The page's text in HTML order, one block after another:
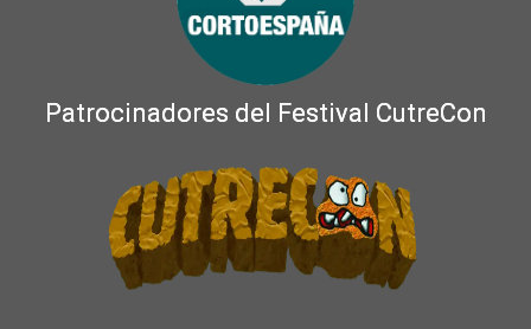
Patrocinadores del Festival CutreCon